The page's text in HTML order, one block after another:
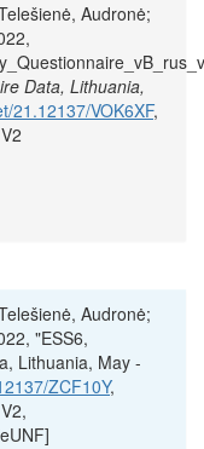
Audronė;
Data, Lithuania,
21.12137/VOK6XF,
Audronė;
"ESS6,
Lithuania, May -
ZCF10Y,